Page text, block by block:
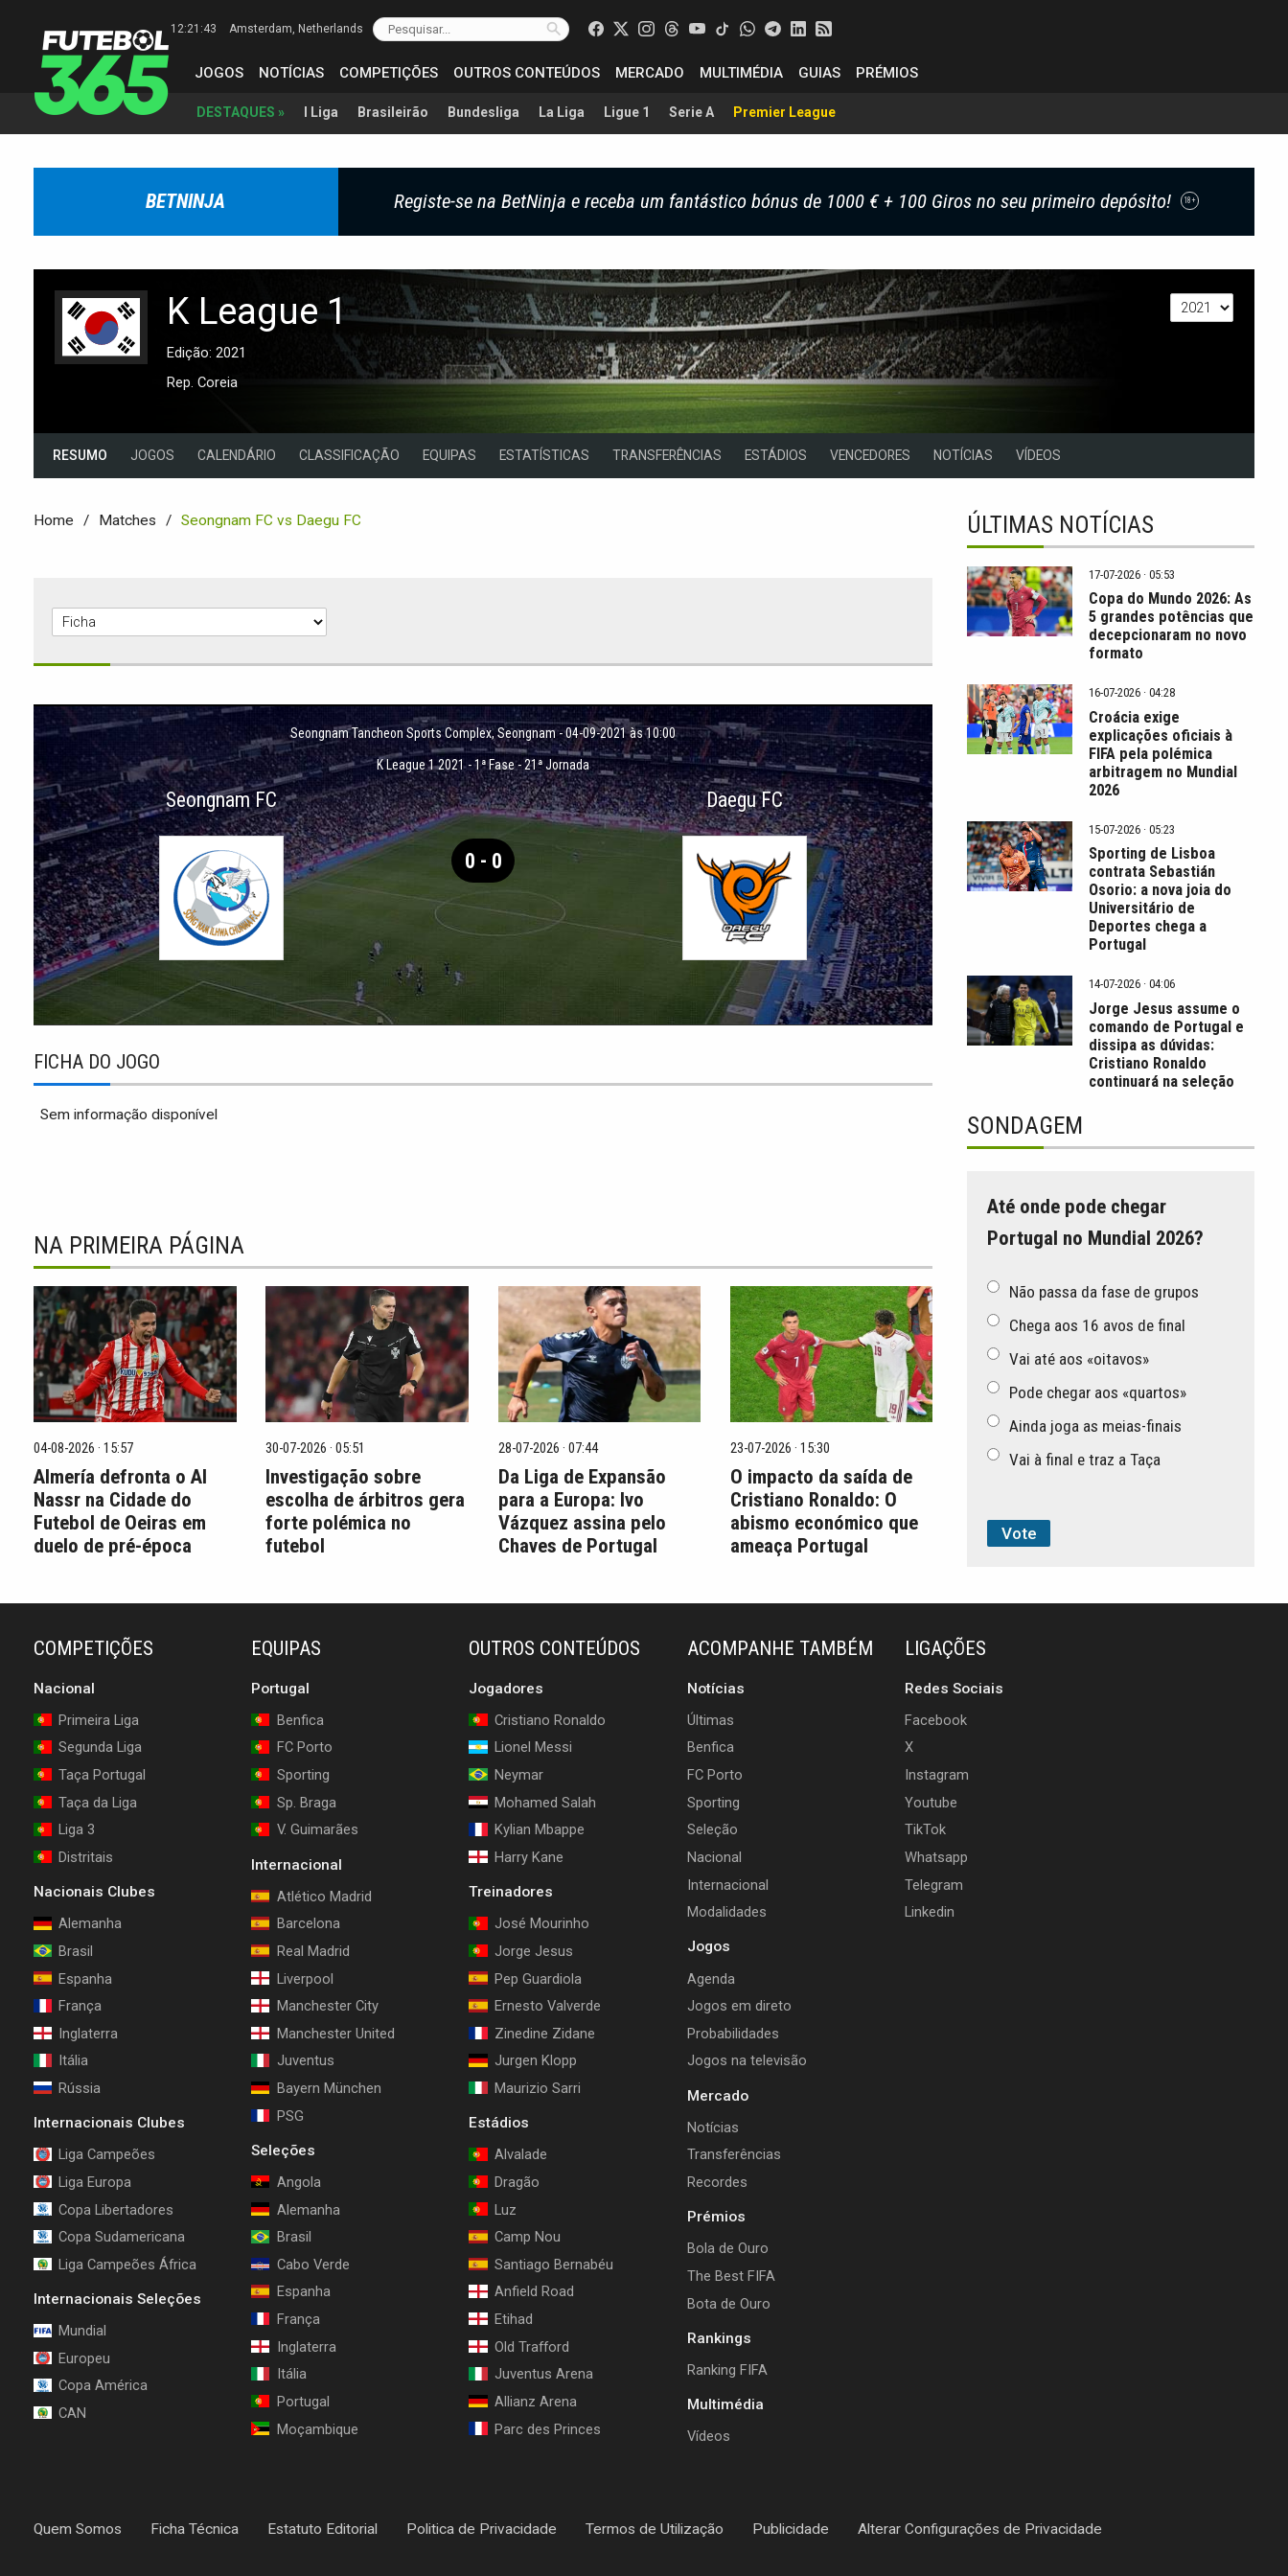
12:21:44 Amsterdam, Netherlands
JOGOS NOTÍCIAS COMPETIÇÕES OUTROS CONTEÚDOS MERCADO MULTIMÉDIA GUIAS PRÉMIOS
DESTAQUES » I Liga Brasileirão Bundesliga La Liga Ligue 1 Serie A Premier League
BETNINJA Registe-se na BetNinja e receba um fantástico bónus de 1000 € + 100 Giros no seu primeiro depósito! 18+
K League 1
Edição: 2021
Rep. Coreia
RESUMO JOGOS CALENDÁRIO CLASSIFICAÇÃO EQUIPAS ESTATÍSTICAS TRANSFERÊNCIAS ESTÁDIOS VENCEDORES NOTÍCIAS VÍDEOS
Home Matches Seongnam FC vs Daegu FC
Seongnam Tancheon Sports Complex, Seongnam - 04-09-2021 às 10:00
K League 1 2021-1ª Fase - 21ª Jornada
Seongnam FC Daegu FC
0 - 0
FICHA DO JOGO
Sem informação disponível
NA PRIMEIRA PÁGINA
04-08-2026 · 15:57
Almería defronta o Al
Nassr na Cidade do
Futebol de Oeiras em
duelo de pré-época
30-07-2026 · 05:51
Investigação sobre
escolha de árbitros gera
forte polémica no
futebol
28-07-2026 · 07:44
Da Liga de Expansão
para a Europa: Ivo
Vázquez assina pelo
Chaves de Portugal
23-07-2026 · 15:30
O impacto da saída de
Cristiano Ronaldo: O
abismo económico que
ameaça Portugal
ÚLTIMAS NOTÍCIAS
17-07-2026 · 05:53
Copa do Mundo 2026: As
5 grandes potências que
decepcionaram no novo
formato
16-07-2026 · 04:28
Croácia exige
explicações oficiais à
FIFA pela polémica
arbitragem no Mundial
2026
15-07-2026 · 05:23
Sporting de Lisboa
contrata Sebastián
Osorio: a nova joia do
Universitário de
Deportes chega a
Portugal
14-07-2026 · 04:06
Jorge Jesus assume o
comando de Portugal e
dissipa as dúvidas:
Cristiano Ronaldo
continuará na seleção
SONDAGEM
Até onde pode chegar
Portugal no Mundial 2026?
Não passa da fase de grupos
Chega aos 16 avos de final
Vai até aos «oitavos»
Pode chegar aos «quartos»
Ainda joga as meias-finais
Vai à final e traz a Taça
COMPETIÇÕES
Nacional
Primeira Liga
Segunda Liga
Taça Portugal
Taça da Liga
Liga 3
Distritais
Nacionais Clubes
Alemanha
Brasil
Espanha
França
Inglaterra
Itália
Rússia
Internacionais Clubes
Liga Campeões
Liga Europa
Copa Libertadores
Copa Sudamericana
Liga Campeões África
Internacionais Seleções
Mundial
Europeu
Copa América
CAN
EQUIPAS
Portugal
Benfica
FC Porto
Sporting
Sp. Braga
V. Guimarães
Internacional
Atlético Madrid
Barcelona
Real Madrid
Liverpool
Manchester City
Manchester United
Juventus
Bayern München
PSG
Seleções
Angola
Alemanha
Brasil
Cabo Verde
Espanha
França
Inglaterra
Itália
Portugal
Moçambique
OUTROS CONTEÚDOS
Jogadores
Cristiano Ronaldo
Lionel Messi
Neymar
Mohamed Salah
Kylian Mbappe
Harry Kane
Treinadores
José Mourinho
Jorge Jesus
Pep Guardiola
Ernesto Valverde
Zinedine Zidane
Jurgen Klopp
Maurizio Sarri
Estádios
Alvalade
Dragão
Luz
Camp Nou
Santiago Bernabéu
Anfield Road
Etihad
Old Trafford
Juventus Arena
Allianz Arena
Parc des Princes
ACOMPANHE TAMBÉM
Notícias
Últimas
Benfica
FC Porto
Sporting
Seleção
Nacional
Internacional
Modalidades
Jogos
Agenda
Jogos em direto
Probabilidades
Jogos na televisão
Mercado
Notícias
Transferências
Recordes
Prémios
Bola de Ouro
The Best FIFA
Bota de Ouro
Rankings
Ranking FIFA
Multimédia
Vídeos
LIGAÇÕES
Redes Sociais
Facebook
X
Instagram
Youtube
TikTok
Whatsapp
Telegram
Linkedin
Quem Somos Ficha Técnica Estatuto Editorial Politica de Privacidade Termos de Utilização Publicidade Alterar Configurações de Privacidade